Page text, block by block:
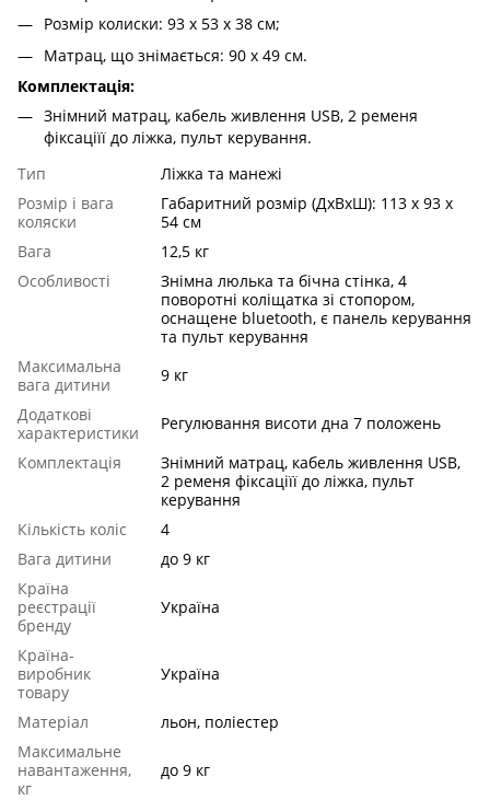
Розмір колиски: 93 х 53 х 38 см;
Матрац, що знімається: 90 х 49 см.
Комплектація:
Знімний матрац, кабель живлення USB, 2 ременя
фіксаціїї до ліжка, пульт керування.
Тип
Ліжка та манежі
Розмір і вага
коляски
Габаритний розмір (ДхВхШ): 113 х 93 х
54 см
Вага
12,5 кг
Особливості
Знімна люлька та бічна стінка, 4
поворотні коліщатка зі стопором,
оснащене bluetooth, є панель керування
та пульт керування
Максимальна
вага дитини
9 кг
Додаткові
характеристики
Регулювання висоти дна 7 положень
Комплектація
Знімний матрац, кабель живлення USB,
2 ременя фіксаціїї до ліжка, пульт
керування
Кількість коліс
4
Вага дитини
до 9 кг
Країна
реєстрації
бренду
Україна
Країна-
виробник
товару
Україна
Матеріал
льон, поліестер
Максимальне
навантаження,
кг
до 9 кг